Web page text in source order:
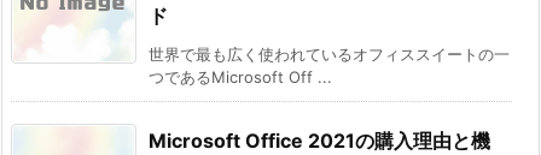
ド
世界で最も広く使われているオフィススイートの一
つであるMicrosoft Off ...
Microsoft Office 2021の購入理由と機